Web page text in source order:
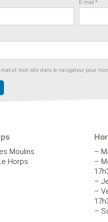
E-mail *
et mon site dans le navigateur pour
Moulins
Horps
–
–
–
–
–